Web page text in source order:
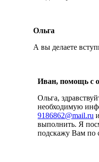
Ольга
А вы делаете
Иван, помощь с
Ольга,
необходимую
9186862@mail.ru
выполнить. Я
подскажу Вам по